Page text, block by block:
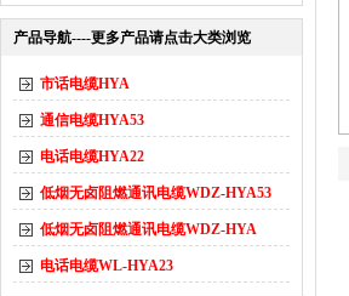
产品导航----更多产品请点击大类浏览
市话电缆HYA
通信电缆HYA53
电话电缆HYA22
低烟无卤阻燃通讯电缆WDZ-HYA53
低烟无卤阻燃通讯电缆WDZ-HYA
电话电缆WL-HYA23